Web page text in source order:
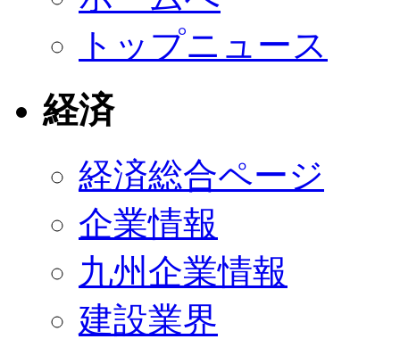
トップニュース
経済
経済総合ページ
企業情報
九州企業情報
建設業界